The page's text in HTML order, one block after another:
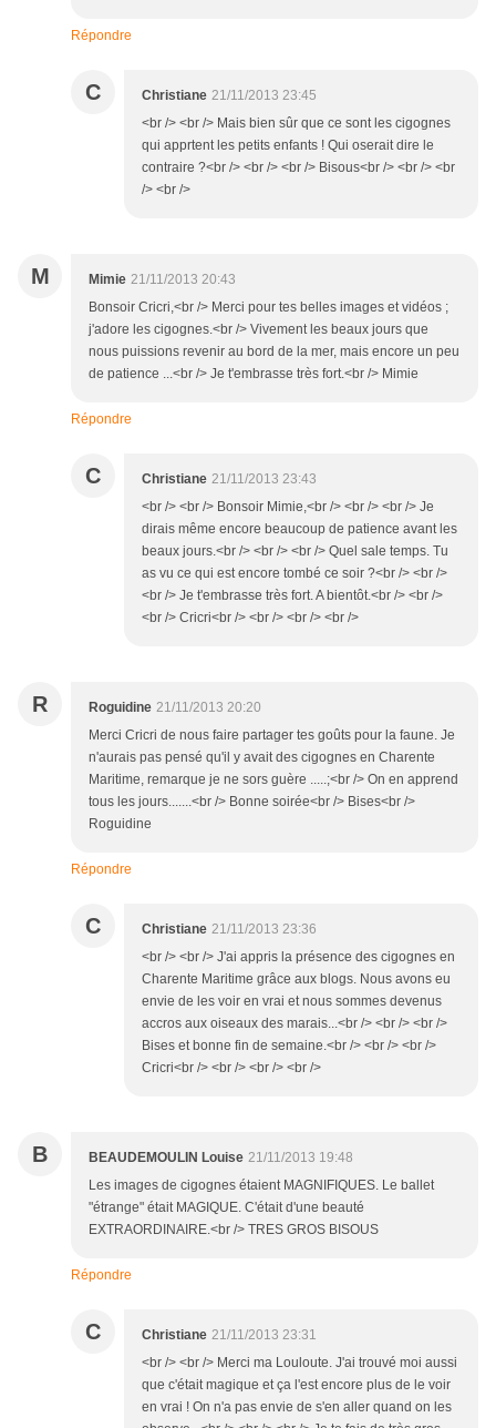
Répondre
C Christiane 21/11/2013 23:45
<br /> <br /> Mais bien sûr que ce sont les cigognes
qui apprtent les petits enfants ! Qui oserait dire le
contraire ?<br /> <br /> <br /> Bisous<br /> <br /> <br
/> <br />
M Mimie 21/11/2013 20:43
Bonsoir Cricri,<br /> Merci pour tes belles images et vidéos ;
j'adore les cigognes.<br /> Vivement les beaux jours que
nous puissions revenir au bord de la mer, mais encore un peu
de patience ...<br /> Je t'embrasse très fort.<br /> Mimie
Répondre
C Christiane 21/11/2013 23:43
<br /> <br /> Bonsoir Mimie,<br /> <br /> <br /> Je
dirais même encore beaucoup de patience avant les
beaux jours.<br /> <br /> <br /> Quel sale temps. Tu
as vu ce qui est encore tombé ce soir ?<br /> <br />
<br /> Je t'embrasse très fort. A bientôt.<br /> <br />
<br /> Cricri<br /> <br /> <br /> <br />
R Roguidine 21/11/2013 20:20
Merci Cricri de nous faire partager tes goûts pour la faune. Je
n'aurais pas pensé qu'il y avait des cigognes en Charente
Maritime, remarque je ne sors guère .....;<br /> On en apprend
tous les jours.......<br /> Bonne soirée<br /> Bises<br />
Roguidine
Répondre
C Christiane 21/11/2013 23:36
<br /> <br /> J'ai appris la présence des cigognes en
Charente Maritime grâce aux blogs. Nous avons eu
envie de les voir en vrai et nous sommes devenus
accros aux oiseaux des marais...<br /> <br /> <br />
Bises et bonne fin de semaine.<br /> <br /> <br />
Cricri<br /> <br /> <br /> <br />
B BEAUDEMOULIN Louise 21/11/2013 19:48
Les images de cigognes étaient MAGNIFIQUES. Le ballet
"étrange" était MAGIQUE. C'était d'une beauté
EXTRAORDINAIRE.<br /> TRES GROS BISOUS
Répondre
C Christiane 21/11/2013 23:31
<br /> <br /> Merci ma Louloute. J'ai trouvé moi aussi
que c'était magique et ça l'est encore plus de le voir
en vrai ! On n'a pas envie de s'en aller quand on les